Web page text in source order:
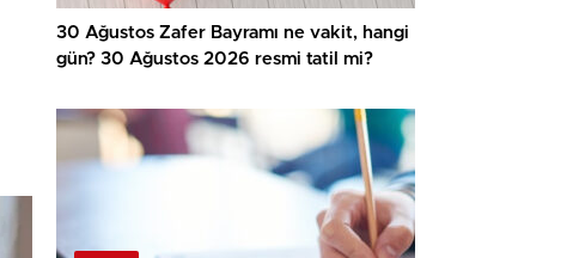
30 Ağustos Zafer Bayramı ne vakit, hangi
gün? 30 Ağustos 2026 resmi tatil mi?